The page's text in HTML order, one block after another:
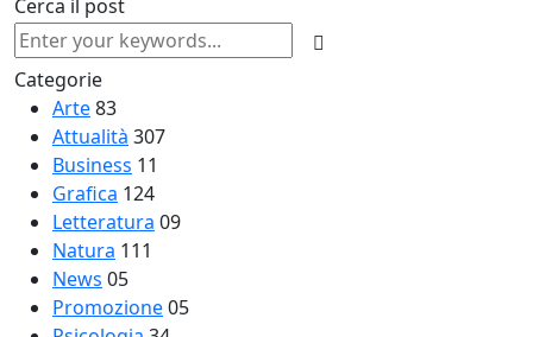
Cerca il post
Categorie
Arte83
Attualità 307
Business 11
Grafica 124
Letteratura 09
Natura 111
News 05
Promozione05